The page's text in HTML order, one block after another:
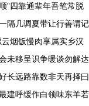
”四靠通辈年吾笔常脱
隔几调夏带让行善谓记
烟饭慢肉享属实乡汉
未移呈识争暖谈勿解达
长远路靠数非天再择曰
建呼缓作白领味东羊若